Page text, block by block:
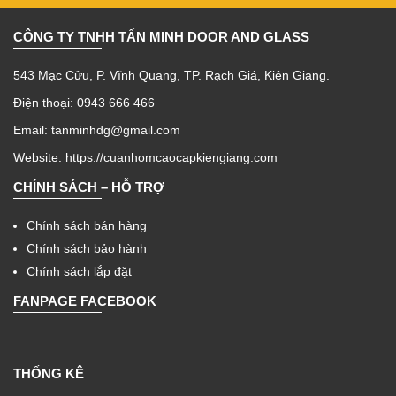
CÔNG TY TNHH TẤN MINH DOOR AND GLASS
543 Mạc Cửu, P. Vĩnh Quang, TP. Rạch Giá, Kiên Giang.
Điện thoại: 0943 666 466
Email: tanminhdg@gmail.com
Website: https://cuanhomcaocapkiengiang.com
CHÍNH SÁCH – HỖ TRỢ
Chính sách bán hàng
Chính sách bảo hành
Chính sách lắp đặt
FANPAGE FACEBOOK
THỐNG KÊ